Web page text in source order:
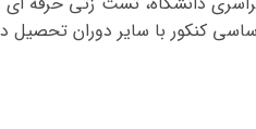
کنکور با سایر دوران تحصیل